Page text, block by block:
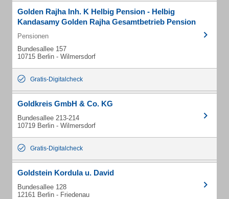
Golden Rajha Inh. K Helbig Pension - Helbig
Kandasamy Golden Rajha Gesamtbetrieb Pension
Pensionen
Bundesallee 157
10715 Berlin - Wilmersdorf
Gratis-Digitalcheck
Goldkreis GmbH & Co. KG
Bundesallee 213-214
10719 Berlin - Wilmersdorf
Gratis-Digitalcheck
Goldstein Kordula u. David
Bundesallee 128
12161 Berlin - Friedenau